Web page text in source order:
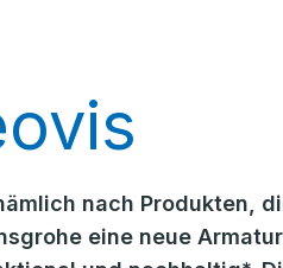
nach Produkten,
eine neue